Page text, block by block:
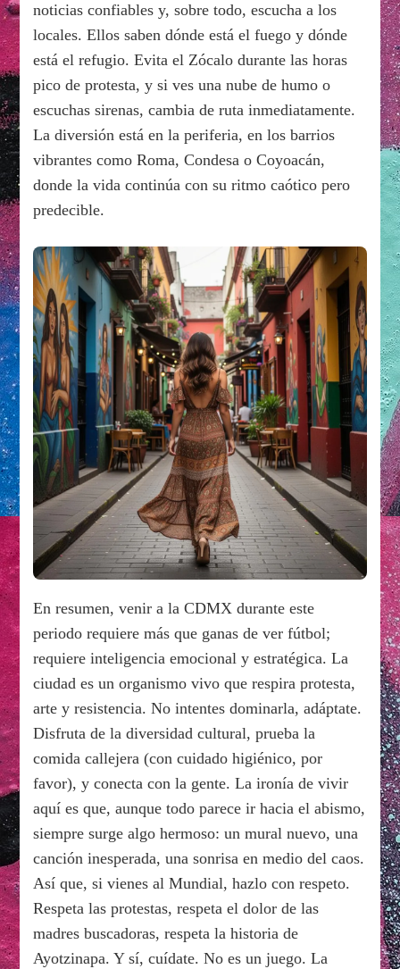
noticias confiables y, sobre todo, escucha a los
locales. Ellos saben dónde está el fuego y dónde
está el refugio. Evita el Zócalo durante las horas
pico de protesta, y si ves una nube de humo o
escuchas sirenas, cambia de ruta inmediatamente.
La diversión está en la periferia, en los barrios
vibrantes como Roma, Condesa o Coyoacán,
donde la vida continúa con su ritmo caótico pero
predecible.
En resumen, venir a la CDMX durante este
periodo requiere más que ganas de ver fútbol;
requiere inteligencia emocional y estratégica. La
ciudad es un organismo vivo que respira protesta,
arte y resistencia. No intentes dominarla, adáptate.
Disfruta de la diversidad cultural, prueba la
comida callejera (con cuidado higiénico, por
favor), y conecta con la gente. La ironía de vivir
aquí es que, aunque todo parece ir hacia el abismo,
siempre surge algo hermoso: un mural nuevo, una
canción inesperada, una sonrisa en medio del caos.
Así que, si vienes al Mundial, hazlo con respeto.
Respeta las protestas, respeta el dolor de las
madres buscadoras, respeta la historia de
Ayotzinapa. Y sí, cuídate. No es un juego. La